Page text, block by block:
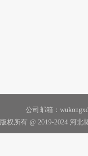
公司邮箱：
版权所有 @ 2019-2024 河